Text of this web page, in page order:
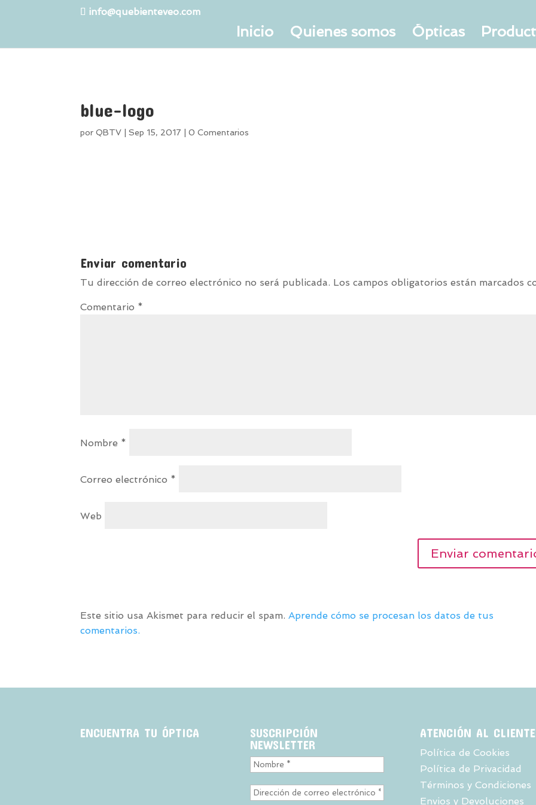
info@quebienteveo.com
Inicio Quienes somos Ópticas
blue-logo
porQBTV |Sep 15, 2017 |0 Comentarios
Enviar comentario
Tu dirección de correo electrónico no será publicada. Los campos obligatorios están marcados
Comentario *
Nombre *
Correo electrónico *
Web
Este sitio usa Akismet para reducir el spam.Aprende cómo se procesan los datos de tus
comentarios.
ENCUENTRA TU ÓPTICA
SUSCRIPCIÓN
NEWSLETTER
ATENCIÓN AL CLIENTE
Política de Cookies
Política de Privacidad
Términos y Condiciones
Envios y Devoluciones